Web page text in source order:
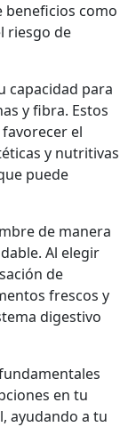
beneficios como
riesgo de
capacidad para
y fibra. Estos
el
y nutritivas
puede
de manera
Al elegir
de
frescos y
digestivo
en tu
ayudando a tu